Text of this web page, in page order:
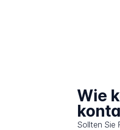
Wie
Sollten Sie